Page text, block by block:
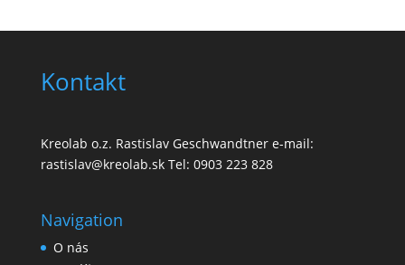
Kontakt
Kreolab o.z. Rastislav Geschwandtner e-mail:
rastislav@kreolab.sk Tel: 0903 223 828
Navigation
O nás